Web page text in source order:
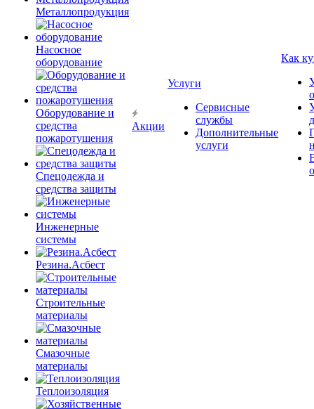
Металлопродукция
Насосное
оборудование
Оборудование и
средства
пожаротушения
Спецодежда и
средства защиты
Инженерные
системы
Резина.Асбест
Строительные
материалы
Смазочные
материалы
Теплоизоляция
Акции
Услуги
Сервисные
службы
Дополнительные
услуги
Как